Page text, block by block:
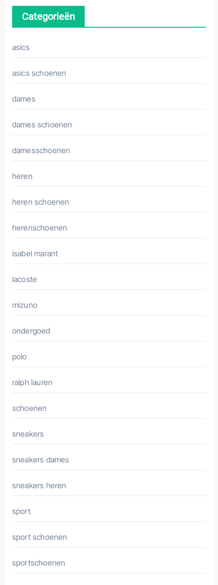
Categorieën
asics
asics schoenen
dames
dames schoenen
damesschoenen
heren
heren schoenen
herenschoenen
isabel marant
lacoste
mizuno
ondergoed
polo
ralph lauren
schoenen
sneakers
sneakers dames
sneakers heren
sport
sport schoenen
sportschoenen